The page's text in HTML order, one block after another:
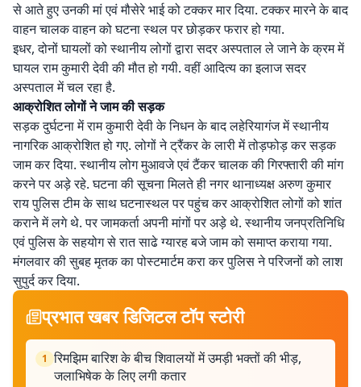
से आते हुए उनकी मां एवं मौसेरे भाई को टक्कर मार दिया. टक्कर मारने के बाद
वाहन चालक वाहन को घटना स्थल पर छोड़कर फरार हो गया.
इधर, दोनों घायलों को स्थानीय लोगों द्वारा सदर अस्पताल ले जाने के क्रम में
घायल राम कुमारी देवी की मौत हो गयी. वहीं आदित्य का इलाज सदर
अस्पताल में चल रहा है.
आक्रोशित लोगों ने जाम की सड़क
सड़क दुर्घटना में राम कुमारी देवी के निधन के बाद लहेरियागंज में स्थानीय
नागरिक आक्रोशित हो गए. लोगों ने ट्रैंकर के लारी में तोड़फोड़ कर सड़क
जाम कर दिया. स्थानीय लोग मुआवजे एवं टैंकर चालक की गिरफ्तारी की मांग
करने पर अड़े रहे. घटना की सूचना मिलते ही नगर थानाध्यक्ष अरुण कुमार
राय पुलिस टीम के साथ घटनास्थल पर पहुंच कर आक्रोशित लोगों को शांत
कराने में लगे थे. पर जामकर्ता अपनी मांगों पर अड़े थे. स्थानीय जनप्रतिनिधि
एवं पुलिस के सहयोग से रात साढे ग्यारह बजे जाम को समाप्त कराया गया.
मंगलवार की सुबह मृतक का पोस्टमार्टम करा कर पुलिस ने परिजनों को लाश
सुपुर्द कर दिया.
प्रभात खबर डिजिटल टॉप स्टोरी
1 रिमझिम बारिश के बीच शिवालयों में उमड़ी भक्तों की भीड़,
जलाभिषेक के लिए लगी कतार